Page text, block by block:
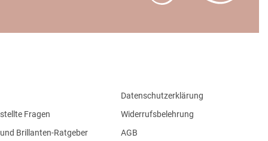
Fragen
Brillanten-Ratgeber
Datenschutzerklärung
Widerrufsbelehrung
AGB